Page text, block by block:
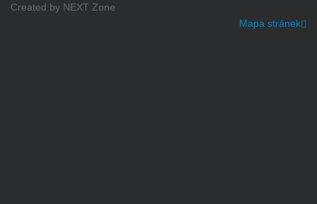
Created by NEXT Zone
Mapa stránek